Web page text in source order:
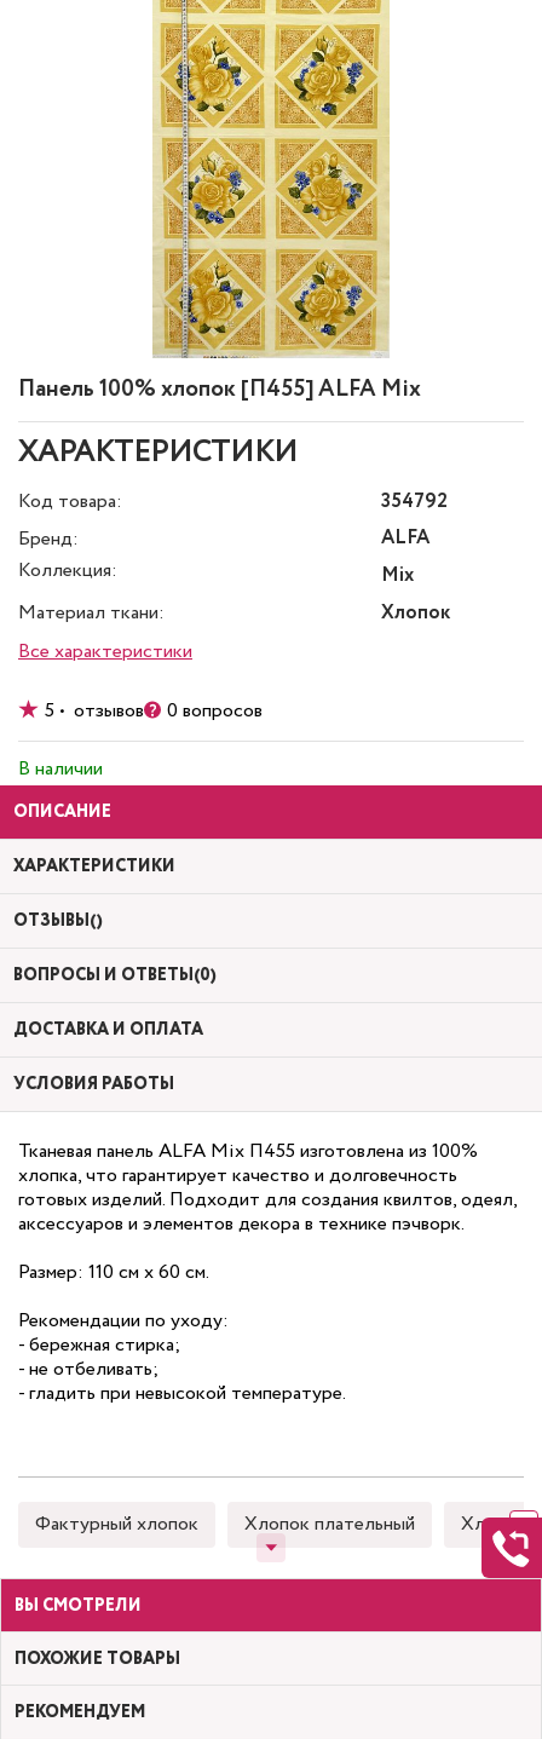
Панель 100% хлопок [П455] ALFA Mix
ХАРАКТЕРИСТИКИ
Код товара:
354792
Бренд:
ALFA
Коллекция:
Mix
Материал ткани:
Хлопок
Все характеристики
5 • отзывов 0 вопросов
В наличии
ОПИСАНИЕ
ХАРАКТЕРИСТИКИ
ОТЗЫВЫ()
ВОПРОСЫ И ОТВЕТЫ(0)
ДОСТАВКА И ОПЛАТА
УСЛОВИЯ РАБОТЫ
Тканевая панель ALFA Mix П455 изготовлена из 100%
хлопка, что гарантирует качество и долговечность
готовых изделий. Подходит для создания квилтов, одеял,
аксессуаров и элементов декора в технике пэчворк.
Размер: 110 см х 60 см.
Рекомендации по уходу:
- бережная стирка;
- не отбеливать;
- гладить при невысокой температуре.
Фактурный хлопок Хлопок плательный Хлопок
ВЫ СМОТРЕЛИ
ПОХОЖИЕ ТОВАРЫ
РЕКОМЕНДУЕМ